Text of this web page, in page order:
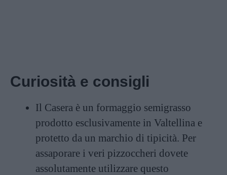
Curiosità e consigli
Il Casera è un formaggio semigrasso
prodotto esclusivamente in Valtellina e
protetto da un marchio di tipicità. Per
assaporare i veri pizzoccheri dovete
assolutamente utilizzare questo